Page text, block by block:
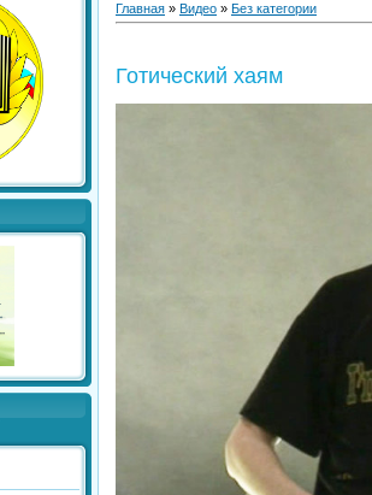
Главная » Видео » Без категории
Готический хаям